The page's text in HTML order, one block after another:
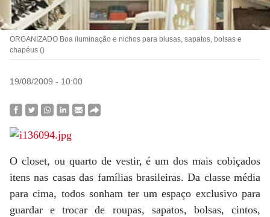
ORGANIZADO Boa iluminação e nichos para blusas, sapatos, bolsas e
chapéus ()
19/08/2009 - 10:00
O closet, ou quarto de vestir, é um dos mais cobiçados
itens nas casas das famílias brasileiras. Da classe média
para cima, todos sonham ter um espaço exclusivo para
guardar e trocar de roupas, sapatos, bolsas, cintos,